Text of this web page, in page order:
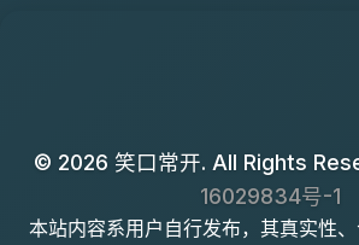
© 2026 笑口常开. All Rights
16029834号-1
本站内容系用户自行发布，其真实性